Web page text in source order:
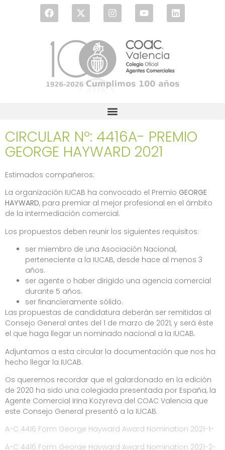
CIRCULAR Nº: 4416A- PREMIO
GEORGE HAYWARD 2021
Estimados compañeros:
La organización IUCAB ha convocado el Premio GEORGE
HAYWARD, para premiar al mejor profesional en el ámbito
de la intermediación comercial.
Los propuestos deben reunir los siguientes requisitos:
ser miembro de una Asociación Nacional,
perteneciente a la IUCAB, desde hace al menos 3
años.
ser agente o haber dirigido una agencia comercial
durante 5 años.
ser financieramente sólido.
Las propuestas de candidatura deberán ser remitidas al
Consejo General antes del 1 de marzo de 2021, y será éste
el que haga llegar un nominado nacional a la IUCAB.
Adjuntamos a esta circular la documentación que nos ha
hecho llegar la IUCAB.
Os queremos recordar que el galardonado en la edición
de 2020 ha sido una colegiada presentada por España, la
Agente Comercial Irina Kozyreva del COAC Valencia que
este Consejo General presentó a la IUCAB.
A-C 4416 Form George Hayward Award Nomination 2021-1-
A-C 4416 Form George Hayward Award Nomination 2021-2-